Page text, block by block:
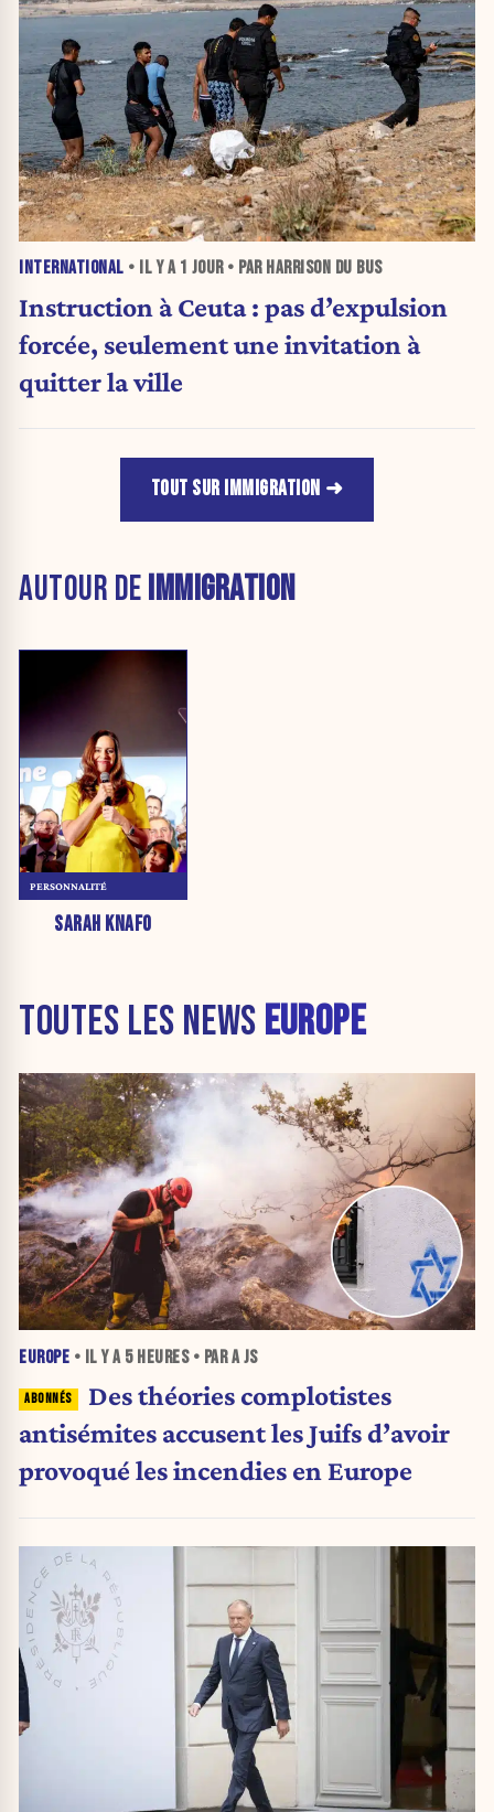
INTERNATIONAL • IL Y A 1 JOUR• PAR HARRISON DU BUS
Instruction à Ceuta : pas d’expulsion
forcée, seulement une invitation à
quitter la ville
TOUT SUR IMMIGRATION
AUTOUR DEIMMIGRATION
SARAH KNAFO
PERSONNALITÉ
TOUTES LES NEWS EUROPE
EUROPE • IL Y A 5 HEURES• PAR A JS
Des théories complotistes
antisémites accusent les Juifs d’avoir
provoqué les incendies en Europe